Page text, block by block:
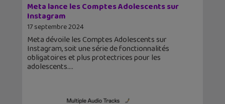
Meta lance les Comptes Adolescents sur
Instagram
17 septembre 2024
Meta dévoile les Comptes Adolescents sur
Instagram, soit une série de fonctionnalités
obligatoires et plus protectrices pour les
adolescents.